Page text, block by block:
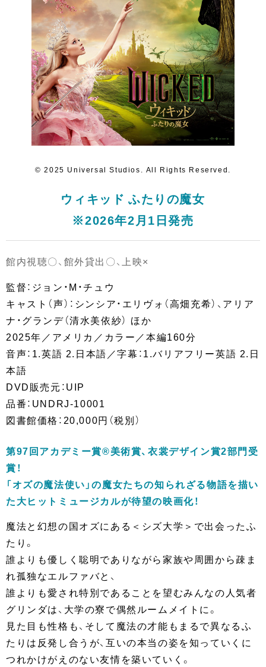
© 2025 Universal Studios. All Rights Reserved.
ウィキッド ふたりの魔女
※2026年2月1日発売
館内視聴〇、館外貸出〇、上映×
監督：ジョン・M・チュウ
キャスト（声）：シンシア・エリヴォ（高畑充希）、アリア
ナ・グランデ（清水美依紗） ほか
2025年／アメリカ／カラー／本編160分
音声：1.英語 2.日本語／字幕：1.バリアフリー英語 2.日
本語
DVD販売元：UIP
品番：UNDRJ-10001
図書館価格：20,000円（税別）
第97回アカデミー賞®美術賞、衣裳デザイン賞2部門受
賞！
「オズの魔法使い」の魔女たちの知られざる物語を描い
た大ヒットミュージカルが待望の映画化！
魔法と幻想の国オズにある＜シズ大学＞で出会ったふ
たり。
誰よりも優しく聡明でありながら家族や周囲から疎ま
れ孤独なエルファバと、
誰よりも愛され特別であることを望むみんなの人気者
グリンダは、大学の寮で偶然ルームメイトに。
見た目も性格も、そして魔法の才能もまるで異なるふ
たりは反発し合うが、互いの本当の姿を知っていくに
つれかけがえのない友情を築いていく。